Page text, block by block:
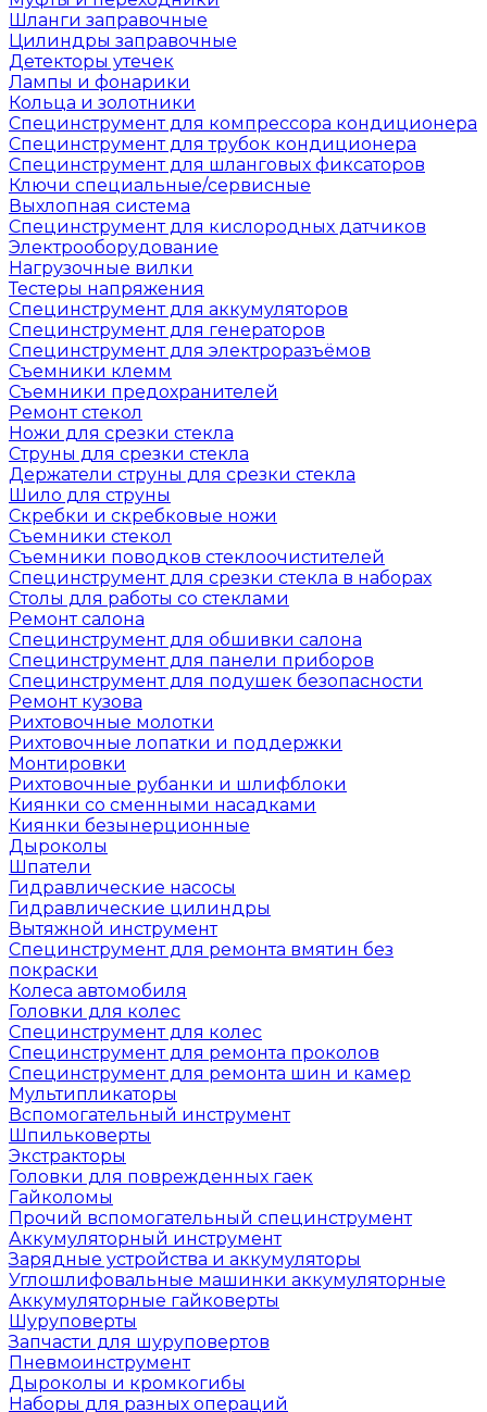
Шланги заправочные
Цилиндры заправочные
Детекторы утечек
Лампы и фонарики
Кольца и золотники
Специнструмент для компрессора кондиционера
Специнструмент для трубок кондиционера
Специнструмент для шланговых фиксаторов
Ключи специальные/сервисные
Выхлопная система
Специнструмент для кислородных датчиков
Электрооборудование
Нагрузочные вилки
Тестеры напряжения
Специнструмент для аккумуляторов
Специнструмент для генераторов
Специнструмент для электроразъёмов
Съемники клемм
Съемники предохранителей
Ремонт стекол
Ножи для срезки стекла
Струны для срезки стекла
Держатели струны для срезки стекла
Шило для струны
Скребки и скребковые ножи
Съемники стекол
Съемники поводков стеклоочистителей
Специнструмент для срезки стекла в наборах
Столы для работы со стеклами
Ремонт салона
Специнструмент для обшивки салона
Специнструмент для панели приборов
Специнструмент для подушек безопасности
Ремонт кузова
Рихтовочные молотки
Рихтовочные лопатки и поддержки
Монтировки
Рихтовочные рубанки и шлифблоки
Киянки со сменными насадками
Киянки безынерционные
Дыроколы
Шпатели
Гидравлические насосы
Гидравлические цилиндры
Вытяжной инструмент
Специнструмент для ремонта вмятин без
покраски
Колеса автомобиля
Головки для колес
Специнструмент для колес
Специнструмент для ремонта проколов
Специнструмент для ремонта шин и камер
Мультипликаторы
Вспомогательный инструмент
Шпильковерты
Экстракторы
Головки для поврежденных гаек
Гайколомы
Прочий вспомогательный специнструмент
Аккумуляторный инструмент
Зарядные устройства и аккумуляторы
Углошлифовальные машинки аккумуляторные
Аккумуляторные гайковерты
Шуруповерты
Запчасти для шуруповертов
Пневмоинструмент
Дыроколы и кромкогибы
Наборы для разных операций